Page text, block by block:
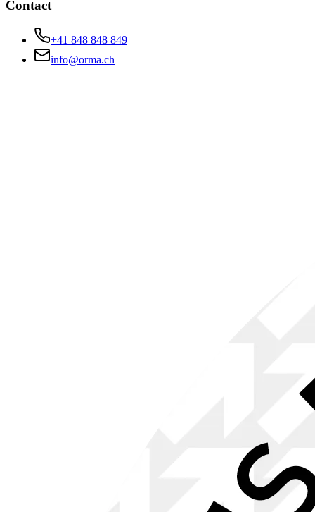
Contact
+41 848 848 849
info@orma.ch